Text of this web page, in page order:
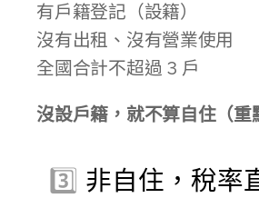
✔ 有戶籍登記（設籍）
✔ 沒有出租、沒有營業使用
✔ 全國合計不超過 3 戶
👉沒設戶籍，就不算自住（重
🔴 3️⃣ 非自住，稅率